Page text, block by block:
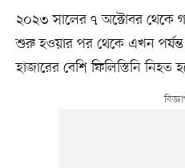
২০২৩ সালের ৭ অক্টোবর থেকে
শুরু হওয়ার পর থেকে এখন পর্যন্ত
হাজারের বেশি ফিলিস্তিনি নিহত